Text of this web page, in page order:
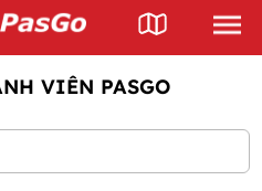
VIÊN PASGO